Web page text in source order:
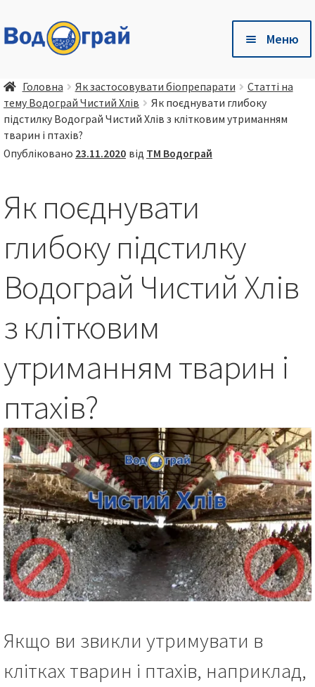
Перейти
до
Перейти
до
Меню
🛒 Магазин
🐷 Глибока підстилка Чистий Хлів
Є питання❓ – Готові відповіді тут❗
🤝 Співпраця
📦 💳 Доставка та оплата
🏢 Про компанію
Головна Як застосовувати біопрепарати
Статті на
тему Водограй Чистий Хлів
Як поєднувати глибоку
підстилку Водограй Чистий Хлів з клітковим утриманням
тварин і птахів?
Опубліковано 23.11.2020 від ТМ Водограй
Як поєднувати
глибоку підстилку
Водограй Чистий Хлів
з клітковим
утриманням тварин і
птахів?
Якщо ви звикли утримувати в
клітках тварин і птахів, наприклад,